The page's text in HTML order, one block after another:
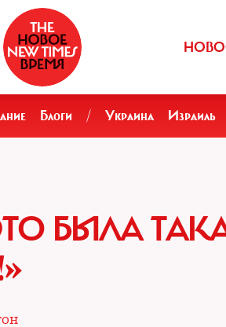
Блоги / Украина Израиль
БЫЛА